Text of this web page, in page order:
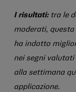
I risultati:tra le
moderati, questa
ha indotto
nei segni
alla settimana
applicazione.